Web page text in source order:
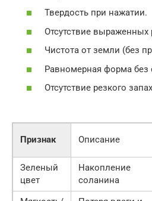
Твердость при нажатии.
Отсутствие выраженных
Чистота от земли (без
Равномерная форма без
Отсутствие резкого
Признак Описание
Зеленый
цвет
Накопление
соланина